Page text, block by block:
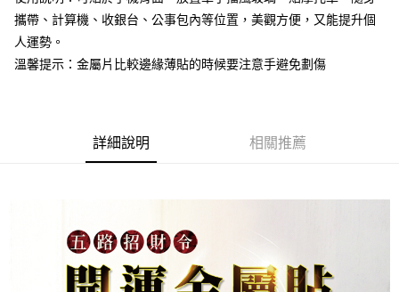
帳／街口支付／iPASS MONEY」等通路繳費。
【注意事項】
用戶於交易時，得透過本服務購買商品或服務，並由商店將買賣／分期付款
由本公司與您本人進行分期帳單所需資料之確認、核對及更正。
3.完整用戶服務條款，請詳閱以下連結：
https://oppay.tw/userRule
２．訂單成立數日內，您將收到繳費通知簡訊。
３．收到繳費通知簡訊後14天內，點擊此簡訊中的連結，可透過四大超商／
ATM／網路銀行／等多元方式進行付款，方視為交易完成。
※ 請注意：結帳手續完成當下不需立刻繳費，但若您需要取消訂單，請聯絡
客戶支援中心」https://netprotections.freshdesk.com/support/home
２．關於個人資料處理事宜，請瀏覽以下網址：
https://aftee.tw/terms/#terms3
３．未成年的使用者請事先徵得法定代理人或監護人之同意方可使用
「AFTEE先享後付」，若未經同意申辦者引起之損失，本公司不負相關責
全家取貨付款
每筆NT$80，滿NT$1,288(含以上)免運費
萊爾富取貨付款
每筆NT$80，滿NT$1,288(含以上)免運費
7-11取貨付款
每筆NT$80，滿NT$1,288(含以上)免運費
攜帶、計算機、收銀台、公事包內等位置，美觀方便，又能提升個
人運勢。
溫馨提示：金屬片比較邊緣薄貼的時候要注意手避免劃傷
詳細說明 相關推薦